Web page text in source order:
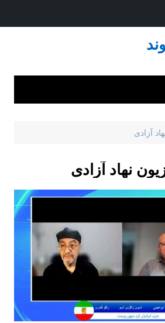
آزادی
نهاد آزادی